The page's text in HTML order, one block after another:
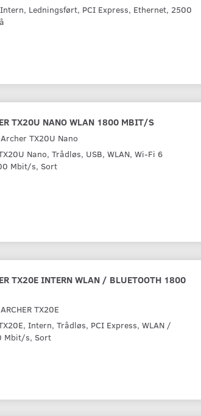
Ledningsført, PCI Express, Ethernet, 2500
TX20U NANO WLAN 1800 MBIT/S
Archer TX20U Nano
Nano, Trådløs, USB, WLAN, Wi-Fi 6
Mbit/s, Sort
TX20E INTERN WLAN / BLUETOOTH 1800
ARCHER TX20E
Intern, Trådløs, PCI Express, WLAN /
Mbit/s, Sort